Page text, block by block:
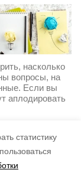
статистику
насколько
вопросы, на
Если вы
аплодировать